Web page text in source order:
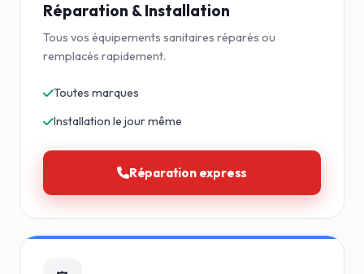
Réparation & Installation
Tous vos équipements sanitaires réparés ou
remplacés rapidement.
Toutes marques
Installation le jour même
Réparation express